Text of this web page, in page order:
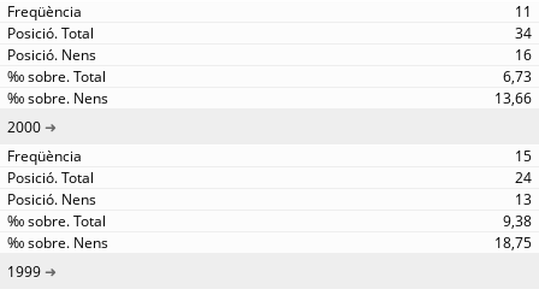
11
34
16
6,73
13,66
2000
15
24
13
9,38
18,75
1999